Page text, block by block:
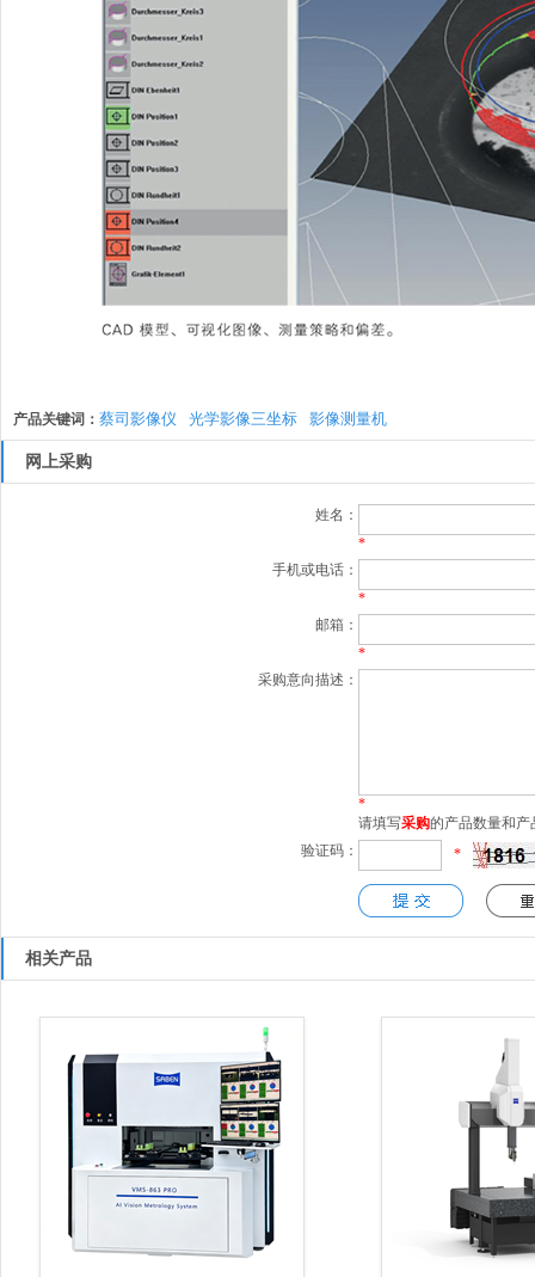
产品关键词： 蔡司影像仪 光学影像三坐标 影像测量机
网上采购
姓名：
*
手机或电话：
*
邮箱：
*
采购意向描述：
*
请填写采购的产品数量和产
验证码：
*
相关产品